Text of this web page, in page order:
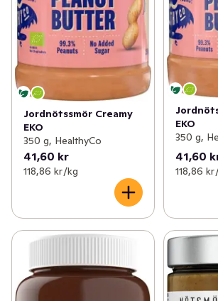
Jordnötssmör Creamy
EKO
350 g, HealthyCo
41,60 kr
118,86 kr /kg
EKO
350 g,
41,60
118,86 kr